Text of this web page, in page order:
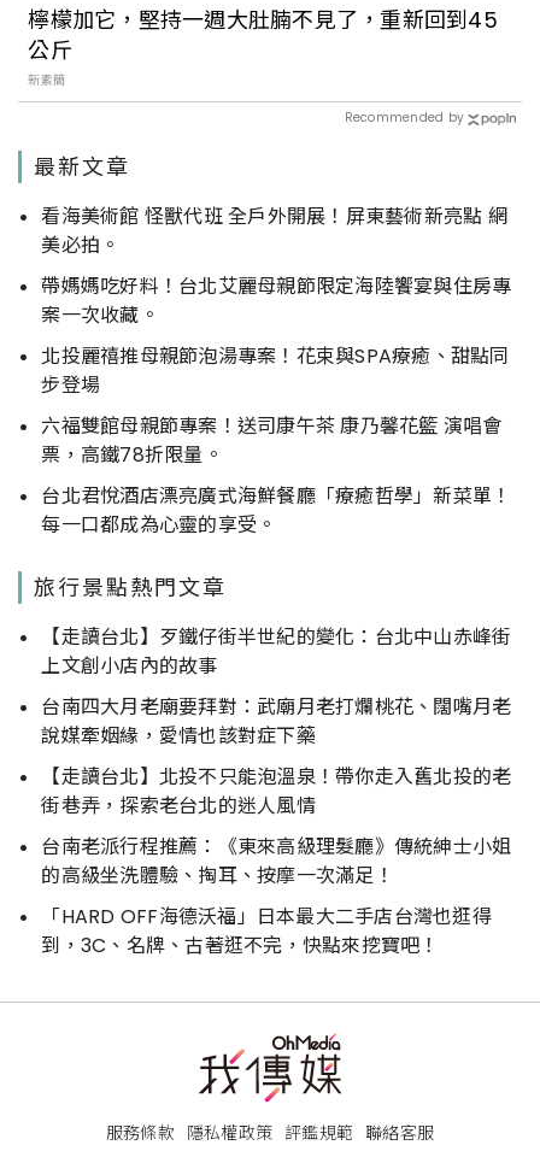
檸檬加它，堅持一週大肚腩不見了，重新回到45
公斤
新素簡
Recommended by
最新文章
看海美術館 怪獸代班 全戶外開展！屏東藝術新亮點 網
美必拍。
帶媽媽吃好料！台北艾麗母親節限定海陸饗宴與住房專
案一次收藏。
北投麗禧推母親節泡湯專案！花束與SPA療癒、甜點同
步登場
六福雙館母親節專案！送司康午茶 康乃馨花籃 演唱會
票，高鐵78折限量。
台北君悅酒店漂亮廣式海鮮餐廳「療癒哲學」新菜單！
每一口都成為心靈的享受。
旅行景點熱門文章
【走讀台北】歹鐵仔街半世紀的變化：台北中山赤峰街
上文創小店內的故事
台南四大月老廟要拜對：武廟月老打爛桃花、闊嘴月老
說媒牽姻緣，愛情也該對症下藥
【走讀台北】北投不只能泡溫泉！帶你走入舊北投的老
街巷弄，探索老台北的迷人風情
台南老派行程推薦：《東來高級理髮廳》傳統紳士小姐
的高級坐洗體驗、掏耳、按摩一次滿足！
「HARD OFF海德沃福」日本最大二手店台灣也逛得
到，3C、名牌、古著逛不完，快點來挖寶吧！
服務條款 隱私權政策 評鑑規範 聯絡客服